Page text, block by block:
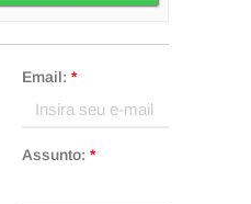
Email: *
Assunto: *